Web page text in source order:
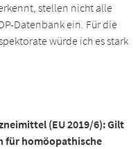
stellen nicht alle
Datenbank ein. Für die
würde ich es stark
(EU 2019/6): Gilt
für homöopathische